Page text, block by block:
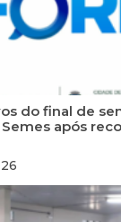
do final de
após